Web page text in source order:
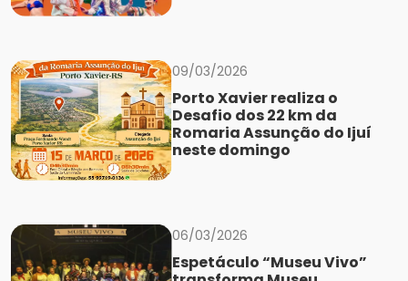
09/03/2026
Porto Xavier realiza o
Desafio dos 22 km da
Romaria Assunção do Ijuí
neste domingo
06/03/2026
Espetáculo “Museu Vivo”